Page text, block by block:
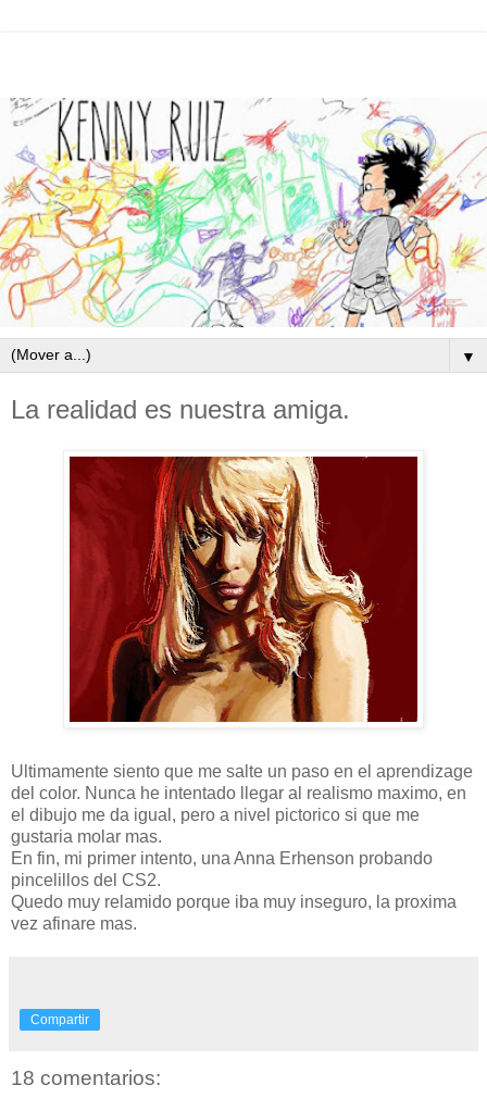
▼
La realidad es nuestra amiga.
Ultimamente siento que me salte un paso en el aprendizage
del color. Nunca he intentado llegar al realismo maximo, en
el dibujo me da igual, pero a nivel pictorico si que me
gustaria molar mas.
En fin, mi primer intento, una Anna Erhenson probando
pincelillos del CS2.
Quedo muy relamido porque iba muy inseguro, la proxima
vez afinare mas.
Compartir
18 comentarios: